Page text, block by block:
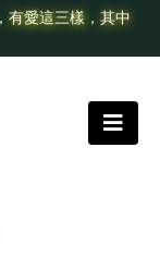
有愛這三樣，其中